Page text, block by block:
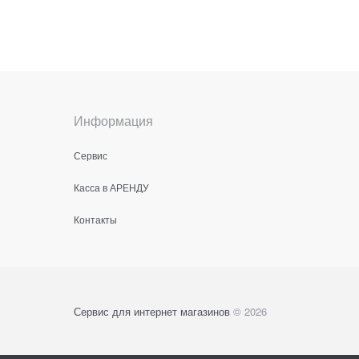
Информация
Сервис
Касса в АРЕНДУ
Контакты
Сервис для интернет магазинов © 2026